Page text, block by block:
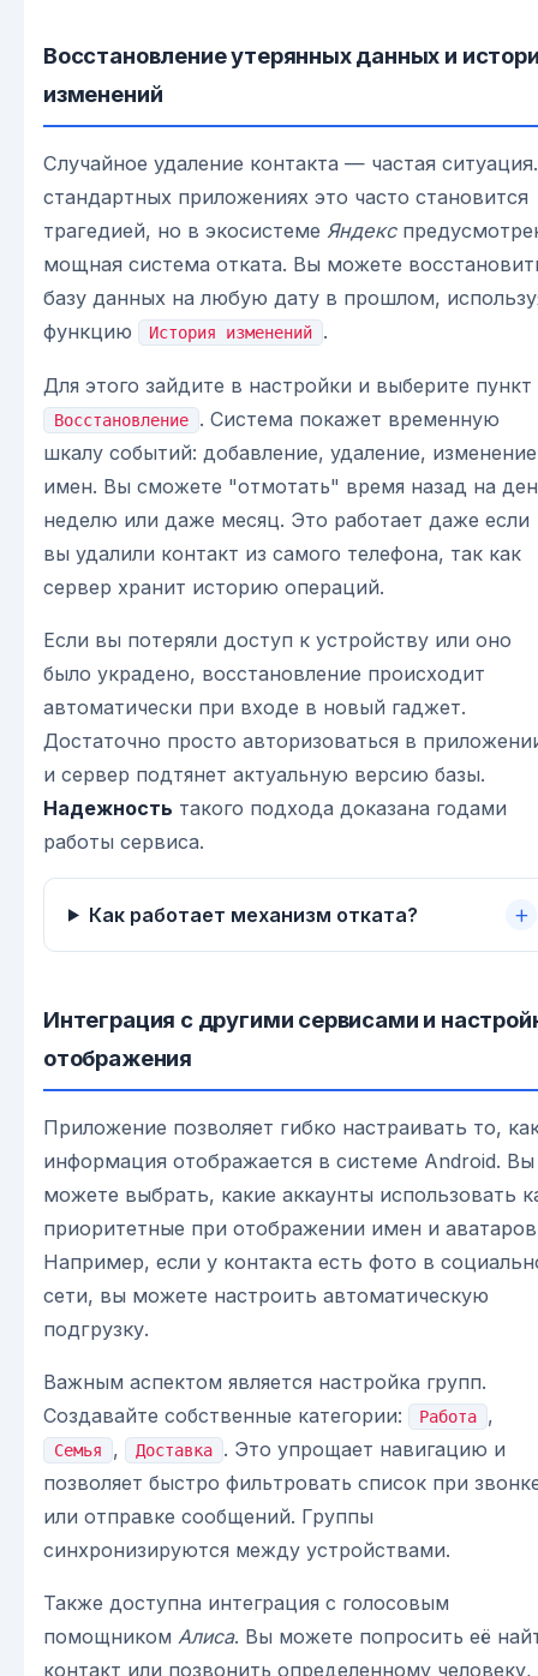
Восстановление утерянных данных и
изменений
Случайное удаление контакта — частая
стандартных приложениях это часто становится
трагедией, но в экосистеме Яндекс
мощная система отката. Вы можете
базу данных на любую дату в прошлом,
функцию
История изменений .
Для этого зайдите в настройки и выберите пункт
Восстановление
. Система покажет временную
шкалу событий: добавление, удаление, изменение
имен. Вы сможете "отмотать" время назад на
неделю или даже месяц. Это работает даже если
вы удалили контакт из самого телефона, так как
сервер хранит историю операций.
Если вы потеряли доступ к устройству или оно
было украдено, восстановление происходит
автоматически при входе в новый гаджет.
Достаточно просто авторизоваться в
и сервер подтянет актуальную версию базы.
Надежность такого подхода доказана годами
работы сервиса.
Как работает механизм отката?
Интеграция с другими сервисами и
отображения
Приложение позволяет гибко настраивать то,
информация отображается в системе Android. Вы
можете выбрать, какие аккаунты использовать
приоритетные при отображении имен и
Например, если у контакта есть фото в
сети, вы можете настроить автоматическую
подгрузку.
Важным аспектом является настройка групп.
Создавайте собственные категории:
Работа ,
Семья , Доставка
. Это упрощает навигацию и
позволяет быстро фильтровать список при
или отправке сообщений. Группы
синхронизируются между устройствами.
Также доступна интеграция с голосовым
помощником Алиса. Вы можете попросить её
контакт или позвонить определенному человеку,